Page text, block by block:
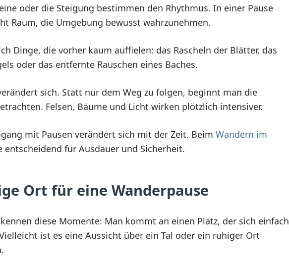
oder die Steigung bestimmen den Rhythmus. In einer Pause
Raum, die Umgebung bewusst wahrzunehmen.
Dinge, die vorher kaum auffielen: das Rascheln der Blätter, das
oder das entfernte Rauschen eines Baches.
sich. Statt nur dem Weg zu folgen, beginnt man die
Felsen, Bäume und Licht wirken plötzlich intensiver.
mit Pausen verändert sich mit der Zeit. Beim Wandern im
entscheidend für Ausdauer und Sicherheit.
Ort für eine Wanderpause
diese Momente: Man kommt an einen Platz, der sich einfach
ist es eine Aussicht über ein Tal oder ein ruhiger Ort